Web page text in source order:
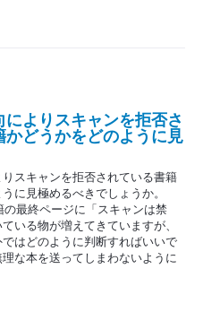
によりスキャンを拒否さ
かどうかをどのように見
スキャンを拒否されている書籍
に見極めるべきでしょうか。
の最終ページに「スキャンは禁
いる物が増えてきていますが、
はどのように判断すればいいで
な本を送ってしまわないように